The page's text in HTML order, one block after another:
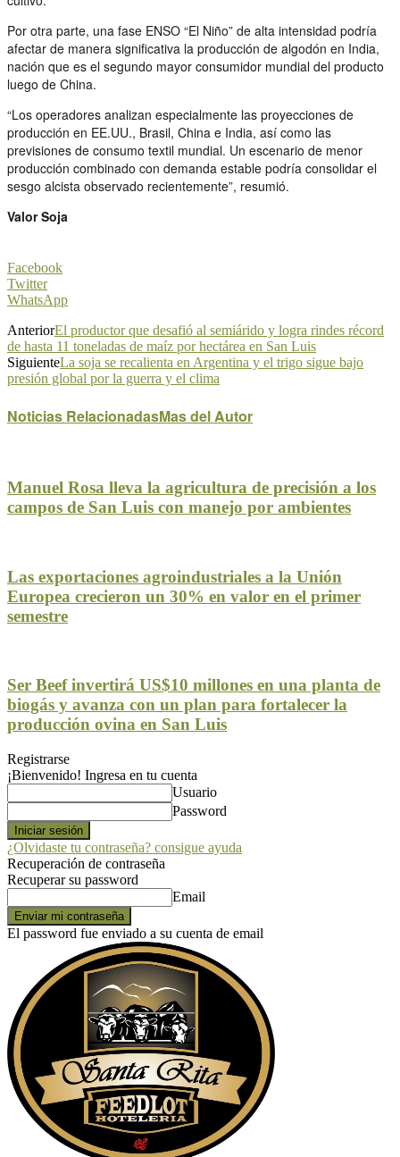
Por otra parte, una fase ENSO “El Niño” de alta intensidad podría
afectar de manera significativa la producción de algodón en India,
nación que es el segundo mayor consumidor mundial del producto
luego de China.
“Los operadores analizan especialmente las proyecciones de
producción en EE.UU., Brasil, China e India, así como las
previsiones de consumo textil mundial. Un escenario de menor
producción combinado con demanda estable podría consolidar el
sesgo alcista observado recientemente”, resumió.
Valor Soja
Facebook
Twitter
WhatsApp
AnteriorEl productor que desafió al semiárido y logra rindes récord
de hasta 11 toneladas de maíz por hectárea en San Luis
SiguienteLa soja se recalienta en Argentina y el trigo sigue bajo
presión global por la guerra y el clima
Noticias RelacionadasMas del Autor
Manuel Rosa lleva la agricultura de precisión a los
campos de San Luis con manejo por ambientes
Las exportaciones agroindustriales a la Unión
Europea crecieron un 30% en valor en el primer
semestre
Ser Beef invertirá US$10 millones en una planta de
biogás y avanza con un plan para fortalecer la
producción ovina en San Luis
Registrarse
¡Bienvenido! Ingresa en tu cuenta
Usuario
Password
¿Olvidaste tu contraseña? consigue ayuda
Recuperación de contraseña
Recuperar su password
Email
El password fue enviado a su cuenta de email